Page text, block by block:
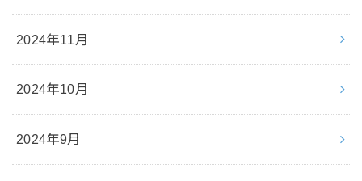
2024年11月
2024年10月
2024年9月